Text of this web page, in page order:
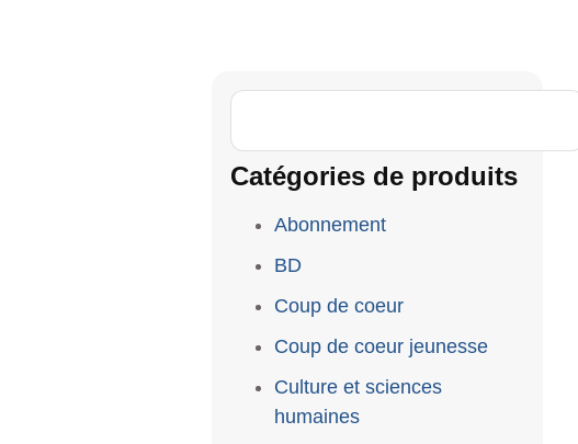
Catégories de produits
Abonnement
BD
Coup de coeur
Coup de coeur jeunesse
Culture et sciences
humaines